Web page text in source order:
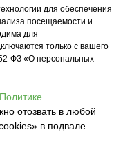
для обеспечения
посещаемости и
для
только с вашего
ФЗ «О персональных
Политике
отозвать в любой
в подвале